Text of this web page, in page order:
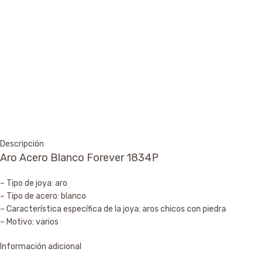
Descripción
Aro Acero Blanco Forever 1834P
– Tipo de joya: aro
– Tipo de acero: blanco
– Característica específica de la joya: aros chicos con piedra
– Motivo: varios
Información adicional